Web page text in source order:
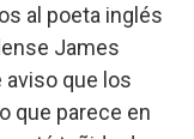
al poeta inglés
James
aviso que los
que parece en